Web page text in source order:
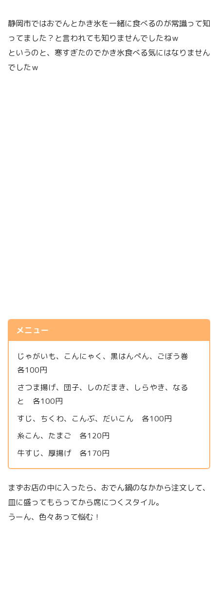
静岡市ではおでんとかき氷を一緒に食べるのが常識って知
ってました？と言われても知りませんでしたねｗ
というのと、寒すぎたのでかき氷食べる気にはなりません
でしたｗ
メニュー
じゃがいも、こんにゃく、黒はんぺん、ごぼう巻
各100円
さつま揚げ、団子、しのだまき、しらやき、なる
と 各100円
すじ、ちくわ、こんぶ、だいこん 各100円
糸こん、たまご 各120円
牛すじ、厚揚げ 各170円
まずお店の中に入ったら、おでん鍋のなかから注文して、
皿に盛ってもらってから席につくスタイル。
うーん、色々あって悩む！